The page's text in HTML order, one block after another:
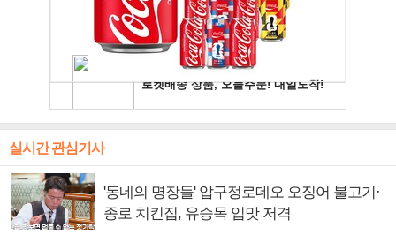
실시간 관심기사
'동네의 명장들' 압구정로데오 오징어 불고기·
종로 치킨집, 유승목 입맛 저격